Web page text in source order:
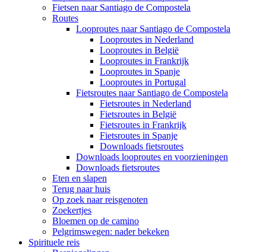
Fietsen naar Santiago de Compostela
Routes
Looproutes naar Santiago de Compostela
Looproutes in Nederland
Looproutes in België
Looproutes in Frankrijk
Looproutes in Spanje
Looproutes in Portugal
Fietsroutes naar Santiago de Compostela
Fietsroutes in Nederland
Fietsroutes in België
Fietsroutes in Frankrijk
Fietsroutes in Spanje
Downloads fietsroutes
Downloads looproutes en voorzieningen
Downloads fietsroutes
Eten en slapen
Terug naar huis
Op zoek naar reisgenoten
Zoekertjes
Bloemen op de camino
Pelgrimswegen: nader bekeken
Spirituele reis